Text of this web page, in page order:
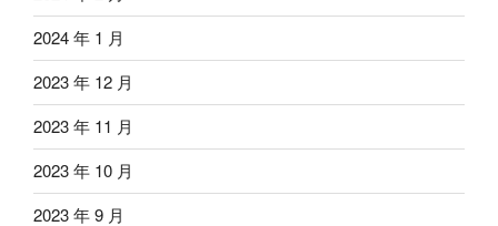
2024 年 1 月
2023 年 12 月
2023 年 11 月
2023 年 10 月
2023 年 9 月